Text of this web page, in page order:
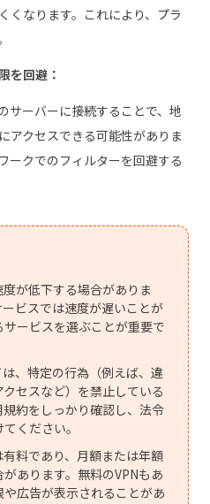
くなります。これにより、プラ
を回避：
サーバーに接続することで、地
アクセスできる可能性がありま
ークでのフィルターを回避する
が低下する場合がありま
ビスでは速度が遅いことが
ービスを選ぶことが重要で
、特定の行為（例えば、違
セスなど）を禁止している
約をしっかり確認し、法令
ください。
料であり、月額または年額
あります。無料のVPNもあ
広告が表示されることがあ